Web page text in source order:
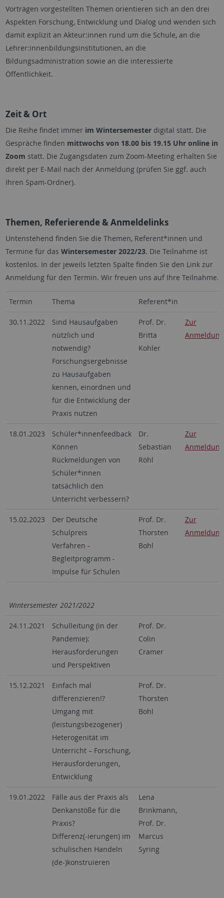
Vorträgen vorgestellten Themen orientieren sich an den drei
Aspekten Forschung, Entwicklung und Dialog und wenden sich
damit explizit an Akteur:innen rund um die Schule, an die
Lehrer:innenbildungsinstitutionen, an die
Bildungsadministration sowie an die interessierte
Öffentlichkeit.
Zeit & Ort
Die Reihe findet immer im Wintersemester digital statt. Die
Gespräche finden mittwochs von 18.00 bis 19.15 Uhr online in
Zoom statt. Die Zugangsdaten zum Zoom-Meeting erhalten Sie
direkt per E-Mail nach der Anmeldung (prüfen Sie ggf. auch
Ihren Spam-Ordner).
Themen, Referierende & Anmeldelinks
Untenstehend finden Sie die Themen, Referent*innen und
Termine für das Wintersemester 2022/23. Die Teilnahme ist
kostenlos. In der jeweils letzten Spalte finden Sie den Link zur
Anmeldung für den Termin. Wir freuen uns auf Ihre Teilnahme.
Termin Thema Referent*in
30.11.2022
Sind Hausaufgaben
nützlich und
notwendig?
Forschungsergebnisse
zu Hausaufgaben
kennen, einordnen und
für die Entwicklung der
Praxis nutzen
Prof. Dr.
Britta
Kohler
Zur
Anmeldung
18.01.2023
Schüler*innenfeedback
Können
Rückmeldungen von
Schüler*innen
tatsächlich den
Unterricht verbessern?
Dr.
Sebastian
Röhl
Zur
Anmeldung
15.02.2023
Der Deutsche
Schulpreis
Verfahren -
Begleitprogramm -
Impulse für Schulen
Prof. Dr.
Thorsten
Bohl
Zur
Anmeldung
Wintersemester 2021/2022
24.11.2021
Schulleitung (in der
Pandemie):
Herausforderungen
und Perspektiven
Prof. Dr.
Colin
Cramer
15.12.2021
Einfach mal
differenzieren!?
Umgang mit
(leistungsbezogener)
Heterogenität im
Unterricht – Forschung,
Herausforderungen,
Entwicklung
Prof. Dr.
Thorsten
Bohl
19.01.2022
Fälle aus der Praxis als
Denkanstöße für die
Praxis?
Differenz(-ierungen) im
schulischen Handeln
(de-)konstruieren
Lena
Brinkmann,
Prof. Dr.
Marcus
Syring